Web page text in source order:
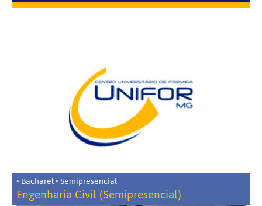
• Bacharel • Semipresencial
Engenharia Civil (Semipresencial)